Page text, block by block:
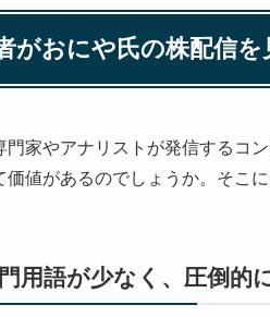
がおにや氏の株配信
門家やアナリストが発信するコ
価値があるのでしょうか。そこ
用語が少なく、圧倒的